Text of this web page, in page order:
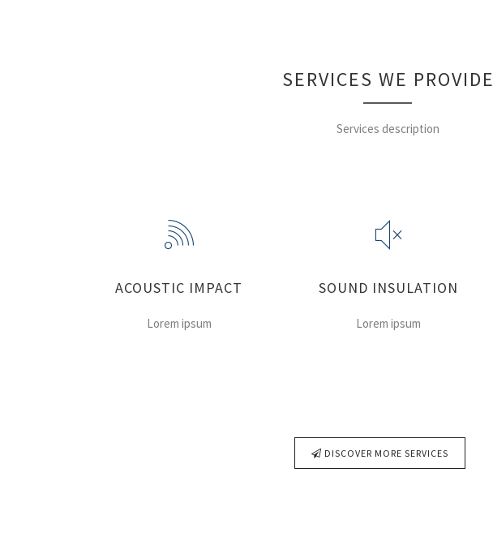
SERVICES WE PROVIDE
Services description
ACOUSTIC IMPACT
Lorem ipsum
SOUND INSULATION
Lorem ipsum
DISCOVER MORE SERVICES